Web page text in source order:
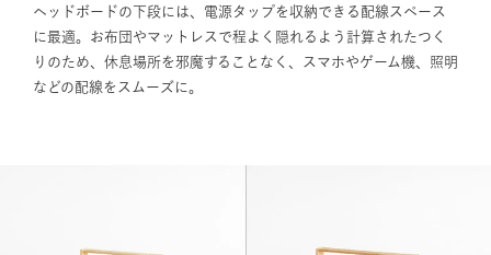
ヘッドボードの下段には、電源タップを収納できる配線スペース
に最適。お布団やマットレスで程よく隠れるよう計算されたつく
りのため、休息場所を邪魔することなく、スマホやゲーム機、照明
などの配線をスムーズに。